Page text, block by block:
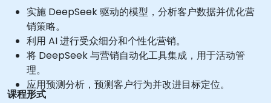
实施 DeepSeek 驱动的模型，分析客户数据并优化营
销策略。
利用 AI 进行受众细分和个性化营销。
将 DeepSeek 与营销自动化工具集成，用于活动管
理。
应用预测分析，预测客户行为并改进目标定位。
课程形式